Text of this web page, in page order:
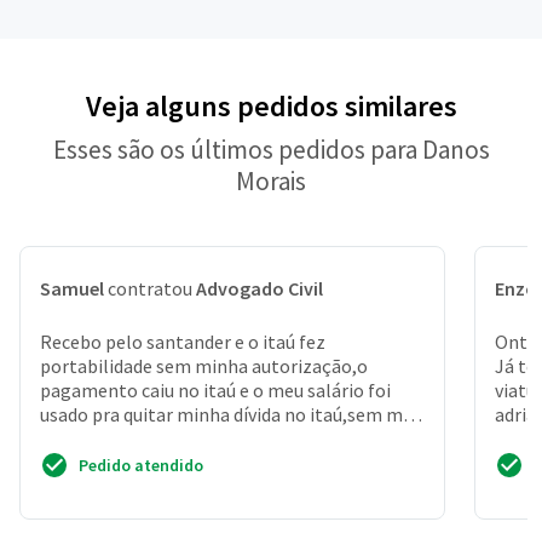
Veja alguns pedidos similares
Esses são os últimos pedidos para Danos
Morais
Samuelcontratou Advogado Civil
Recebo pelo santander e o itaú fez
portabilidade sem minha autorização,o
pagamento caiu no itaú e o meu salário foi
usado pra quitar minha dívida no itaú,sem me
Pedido atendido
Enzo
Já